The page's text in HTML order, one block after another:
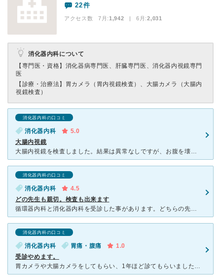
22件
アクセス数 7月:1,942 | 6月:2,031
消化器内科について
【専門医・資格】 消化器病専門医、肝臓専門医、消化器内視鏡専門
医
【診療・治療法】 胃カメラ（胃内視鏡検査）、大腸カメラ（大腸内
視鏡検査）
消化器内科の口コミ
消化器内科
5.0
大腸内視鏡
大腸内視鏡を検査しました。結果は異常なしですが、お腹を壊しているのは変わらず、消去法で膵臓の検査を他院で調べてもらうよう紹介してもらいました。 内視鏡はかなり大変です。朝四時半から大量の水を飲んでお
消化器内科の口コミ
消化器内科
4.5
どの先生も親切。検査も出来ます
循環器内科と消化器内科を受診した事があります。どちらの先生も親しみやすく、優しい先生でした。入口付近には定期的に病院の会報のようなものが置いてあり、各診療科の先生の経歴やプロフィールが載っています。そ
消化器内科の口コミ
消化器内科 胃痛・腹痛
1.0
受診やめます。
胃カメラや大腸カメラをしてもらい、1年ほど診てもらいましたが、担当医の先生がかなりきつい性格で、言い方もかなりひどいし、自分は言い間違えも多く、言葉足りないのに、患者には全てにおいて厳しすぎ、怖く、月